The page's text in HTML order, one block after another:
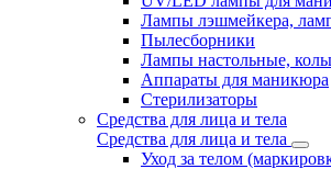
Лампы лэшмейкера,
Пылесборники
Лампы настольные,
Аппараты для маникюра
Стерилизаторы
Средства для лица и тела
Средства для лица и тела
Уход за телом